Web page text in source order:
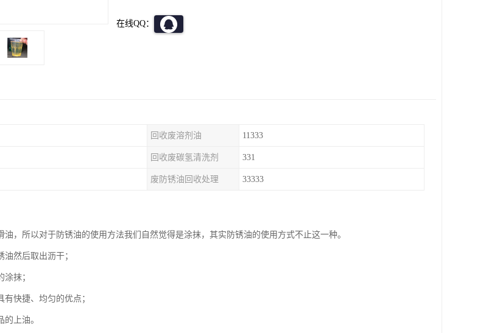
在线QQ：
回收废溶剂油 11333
回收废碳氢清洗剂 331
废防锈油回收处理 33333
，所以对于防锈油的使用方法我们自然觉得是涂抹，其实防锈油的使用方式不止这一种。
然后取出沥干；
抹；
快捷、均匀的优点；
上油。